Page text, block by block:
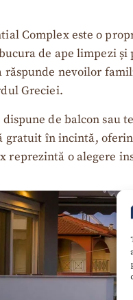
Complex este o
de ape limpezi
nevoilor
Greciei.
de balcon sau
gratuit în incintă,
reprezintă o alegere